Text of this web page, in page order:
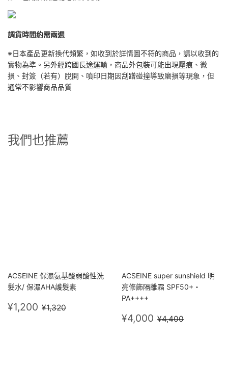
調貨時間約需兩週
※日本產品更新換代頻繁，如收到於詳情圖不符的商品，請以收到的
實物為準。另外經跨國長途運輸，商品外包裝可能出現壓痕、微
損、封簽（若有）脫開、噴印日期因刮蹭碰撞導致磨損等現象，但
通常不影響商品品質
我們也推薦
ACSEINE 保濕氨基酸弱酸性洗
髮水/ 保濕AHA護髮素
售
價
¥1,200 ¥1,200
定價
¥1,320
ACSEINE super sunshield 明
亮修飾隔離霜 SPF50+・
PA++++
售
價
¥4,000 ¥4,000
定價
¥4,400